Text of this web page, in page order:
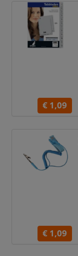
€ 1,09
€ 1,09